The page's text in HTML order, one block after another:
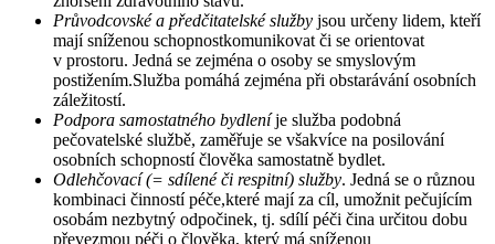
Průvodcovské a předčitatelské služby jsou určeny lidem, kteří
mají sníženou schopnostkomunikovat či se orientovat
v prostoru. Jedná se zejména o osoby se smyslovým
postižením.Služba pomáhá zejména při obstarávání osobních
záležitostí.
Podpora samostatného bydleníje služba podobná
pečovatelské službě, zaměřuje se všakvíce na posilování
osobních schopností člověka samostatně bydlet.
Odlehčovací (= sdílené či respitní) služby. Jedná se o různou
kombinaci činností péče,které mají za cíl, umožnit pečujícím
osobám nezbytný odpočinek, tj. sdílí péči čina určitou dobu
převezmou péči o člověka, který má sníženou